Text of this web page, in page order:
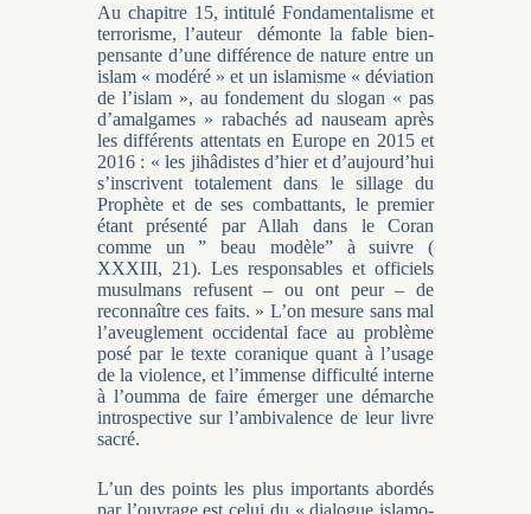
Au chapitre 15, intitulé Fondamentalisme et
terrorisme, l’auteur démonte la fable bien-
pensante d’une différence de nature entre un
islam « modéré » et un islamisme « déviation
de l’islam », au fondement du slogan « pas
d’amalgames » rabachés ad nauseam après
les différents attentats en Europe en 2015 et
2016 : « les jihâdistes d’hier et d’aujourd’hui
s’inscrivent totalement dans le sillage du
Prophète et de ses combattants, le premier
étant présenté par Allah dans le Coran
comme un ” beau modèle” à suivre (
XXXIII, 21). Les responsables et officiels
musulmans refusent – ou ont peur – de
reconnaître ces faits. » L’on mesure sans mal
l’aveuglement occidental face au problème
posé par le texte coranique quant à l’usage
de la violence, et l’immense difficulté interne
à l’oumma de faire émerger une démarche
introspective sur l’ambivalence de leur livre
sacré.
L’un des points les plus importants abordés
par l’ouvrage est celui du « dialogue islamo-